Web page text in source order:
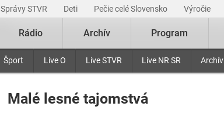
Správy STVR Deti Pečie celé Slovensko Výročie
Šport Live O Live STVR Live NR SR Archív
Rádio Archív Program
Malé lesné tajomstvá